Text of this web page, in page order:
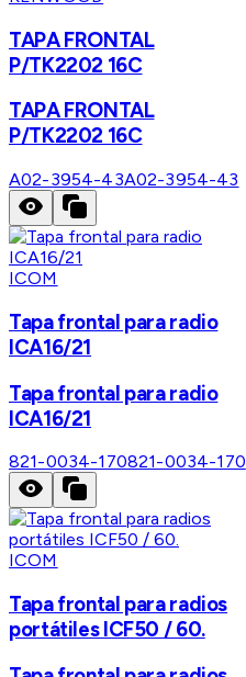
TAPA FRONTAL
P/TK2202 16C
TAPA FRONTAL
P/TK2202 16C
A02-3954-43A02-3954-43
ICOM
Tapa frontal para radio
ICA16/21
Tapa frontal para radio
ICA16/21
821-0034-170821-0034-170
ICOM
Tapa frontal para radios
portátiles ICF50 / 60.